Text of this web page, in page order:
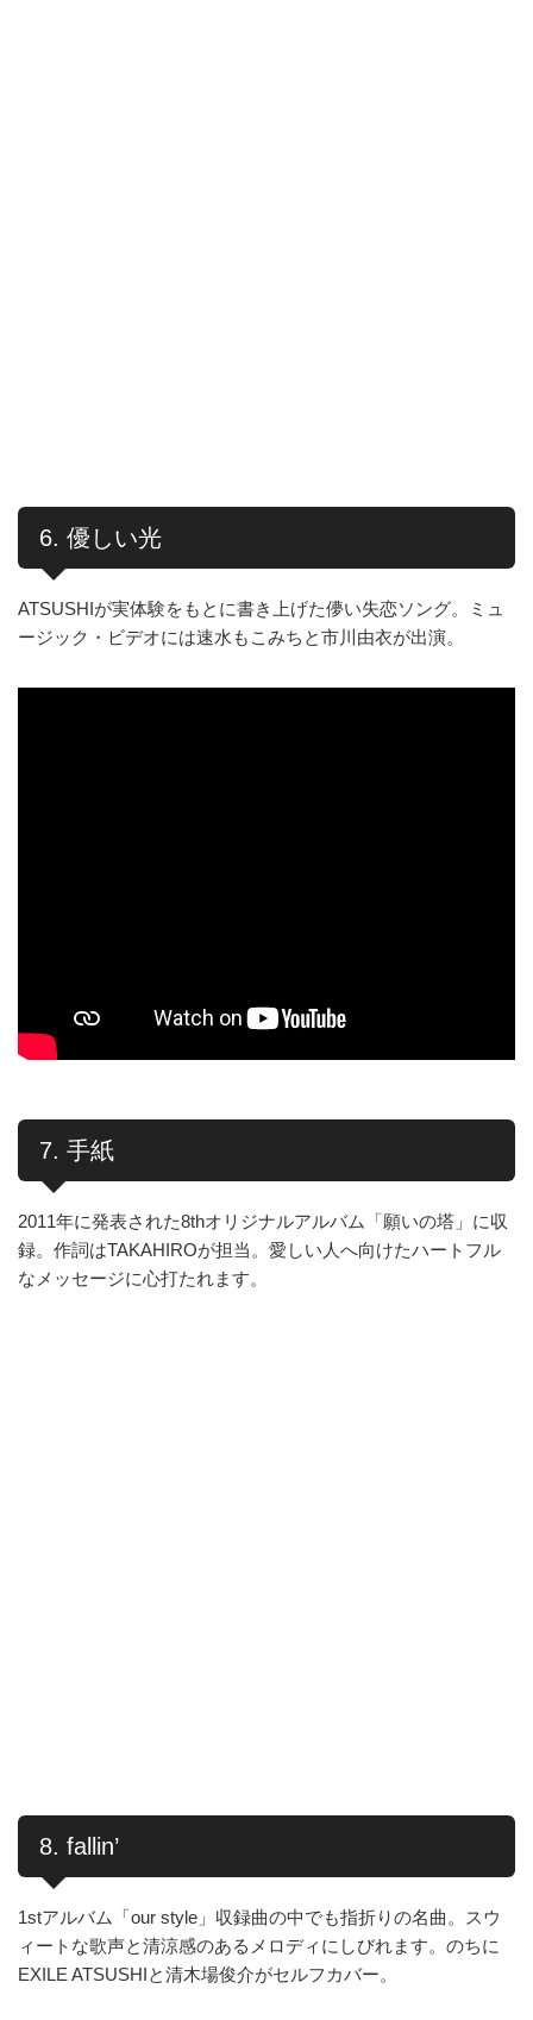
6. 優しい光
ATSUSHIが実体験をもとに書き上げた儚い失恋ソング。ミュ
ージック・ビデオには速水もこみちと市川由衣が出演。
7. 手紙
2011年に発表された8thオリジナルアルバム「願いの塔」に収
録。作詞はTAKAHIROが担当。愛しい人へ向けたハートフル
なメッセージに心打たれます。
8. fallin’
1stアルバム「our style」収録曲の中でも指折りの名曲。スウ
ィートな歌声と清涼感のあるメロディにしびれます。のちに
EXILE ATSUSHIと清木場俊介がセルフカバー。